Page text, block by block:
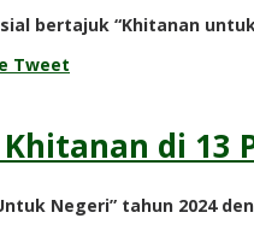
bertajuk “Khitanan
Tweet
di 13
Negeri” tahun 2024